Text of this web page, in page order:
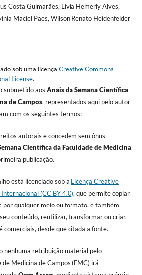
Costa Guimarães, Livia Hemerly Alves,
Maciel Paes, Wilson Renato Heidenfelder
sob uma licença Creative Commons
License.
submetido aos Anais da Semana Científica
de Campos, representados aqui pelo autor
com os seguintes termos:
autorais e concedem sem ônus
Científica da Faculdade de Medicina
publicação.
está licenciado sob a Licença Creative
(CC BY 4.0), que permite copiar
por qualquer meio ou formato, e também
conteúdo, reutilizar, transformar ou criar,
comerciais, desde que citada a fonte.
nenhuma retribuição material pelo
de Medicina de Campos (FMC) irá